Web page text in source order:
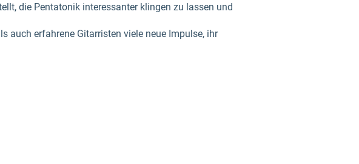
die Pentatonik interessanter klingen zu lassen und
auch erfahrene Gitarristen viele neue Impulse, ihr